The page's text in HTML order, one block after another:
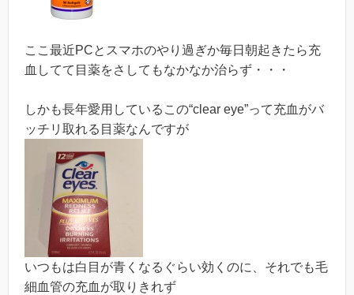
ここ最近PCとスマホのやり過ぎか毎日朝起きたら充
血してて目薬をさしてもなかなか治らず・・・
しかも長年愛用しているこの“clear eye”って充血がバ
ッチリ取れる目薬なんですが
いつもは白目が青くなるぐらい効くのに、それでも毛
細血管の充血が取りきれず